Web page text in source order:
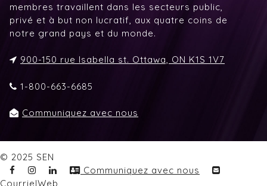
membres travaillent dans les secteurs public,
privé et à but non lucratif, aux quatre coins de
notre grand pays et du monde.
900-150 rue Isabella st. Ottawa, ON K1S 1V7
1-800-663-6685
Communiquez avec nous
© 2025 SEN
Communiquez avec nous
CourrielWeb